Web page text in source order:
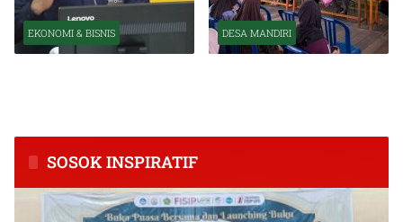
EKONOMI & BISNIS DESA MANDIRI
SOSOK INSPIRATIF